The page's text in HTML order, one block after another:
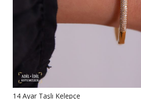
14 Ayar Taşlı Kelepçe